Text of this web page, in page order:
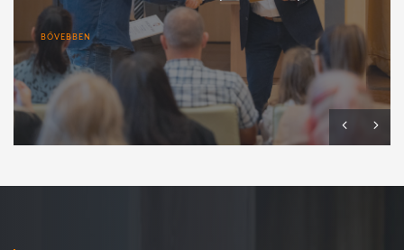
BŐVEBBEN